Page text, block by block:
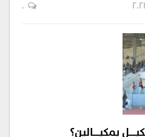
0
بمكيـــــالين؟